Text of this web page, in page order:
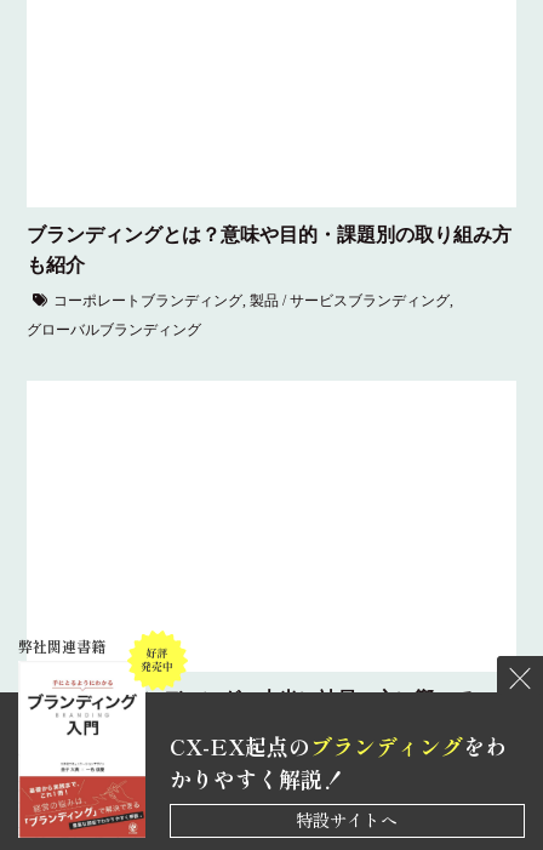
ブランディングとは？意味や目的・課題別の取り組み方
も紹介
コーポレートブランディング,製品 / サービスブランディング,
グローバルブランディング
インナーブランディング、本当に社員の心に響いていま
すか？ – 社内を動かす隠れた戦略とは？
インナーブランディング コーポレートブランディング
製品 / サービスブランディング
グローバルブランディング
弊社関連書籍
CX-EX起点のブランディングをわ
かりやすく解説！
特設サイトへ